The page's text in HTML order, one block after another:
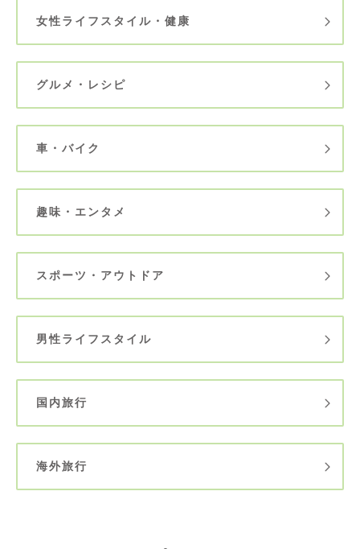
女性ライフスタイル・健康
グルメ・レシピ
車・バイク
趣味・エンタメ
スポーツ・アウトドア
男性ライフスタイル
国内旅行
海外旅行